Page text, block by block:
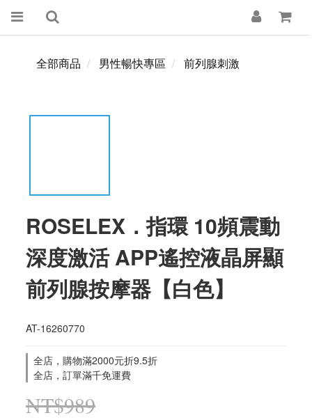
全部商品 男性暢快專區 前列腺刺激
ROSELEX．指環 10頻震動
深度激活 APP遙控液晶屏顯
前列腺按摩器【白色】
AT-16260770
全店，購物滿2000元折9.5折
全店，訂單滿千免運費
NT$989